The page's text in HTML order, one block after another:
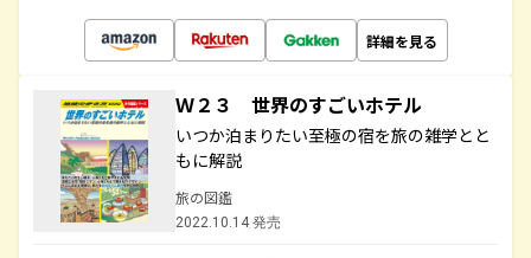
詳細を見る
Ｗ２３ 世界のすごいホテル
いつか泊まりたい至極の宿を旅の雑学とと
もに解説
旅の図鑑
2022.10.14 発売